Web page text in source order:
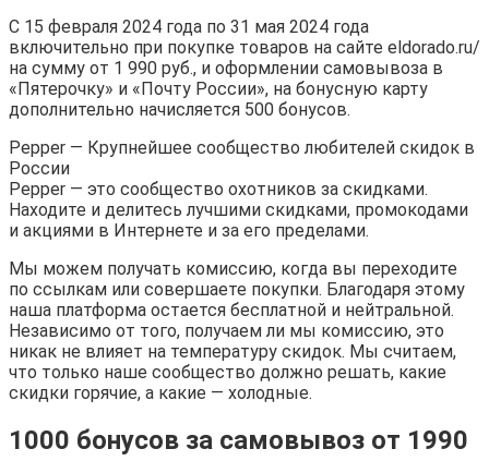
С 15 февраля 2024 года по 31 мая 2024 года
включительно при покупке товаров на сайте eldorado.ru/
на сумму от 1 990 руб., и оформлении самовывоза в
«Пятерочку» и «Почту России», на бонусную карту
дополнительно начисляется 500 бонусов.
Pepper — Крупнейшее сообщество любителей скидок в
России
Pepper — это сообщество охотников за скидками.
Находите и делитесь лучшими скидками, промокодами
и акциями в Интернете и за его пределами.
Мы можем получать комиссию, когда вы переходите
по ссылкам или совершаете покупки. Благодаря этому
наша платформа остается бесплатной и нейтральной.
Независимо от того, получаем ли мы комиссию, это
никак не влияет на температуру скидок. Мы считаем,
что только наше сообщество должно решать, какие
скидки горячие, а какие — холодные.
1000 бонусов за самовывоз от 1990